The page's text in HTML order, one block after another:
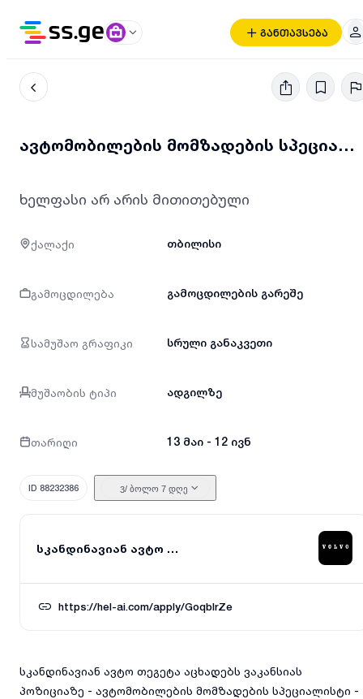
განთავსება
ავტომობილების მომზადების სპეციალისტი - volvo
ხელფასი არ არის მითითებული
ქალაქი თბილისი
გამოცდილება გამოცდილების გარეშე
სამუშაო გრაფიკი სრული განაკვეთი
მუშაობის ტიპი ადგილზე
თარიღი 13 მაი - 12 ივნ
ID 88232386 3/ ბოლო 7 დღე
სკანდინავიან ავტო თეგეტა
https://hel-ai.com/apply/GoqbIrZe
სკანდინავიან ავტო თეგეტა აცხადებს ვაკანსიას
პოზიციაზე - ავტომობილების მომზადების სპეციალისტი -